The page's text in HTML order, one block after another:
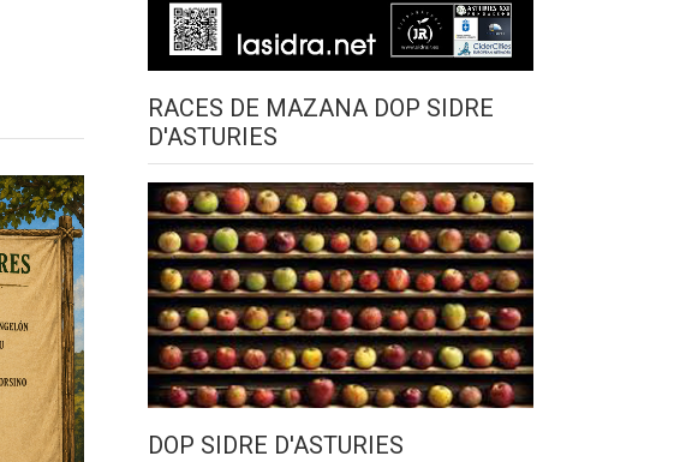
RACES DE MAZANA DOP SIDRE
D'ASTURIES
DOP SIDRE D'ASTURIES